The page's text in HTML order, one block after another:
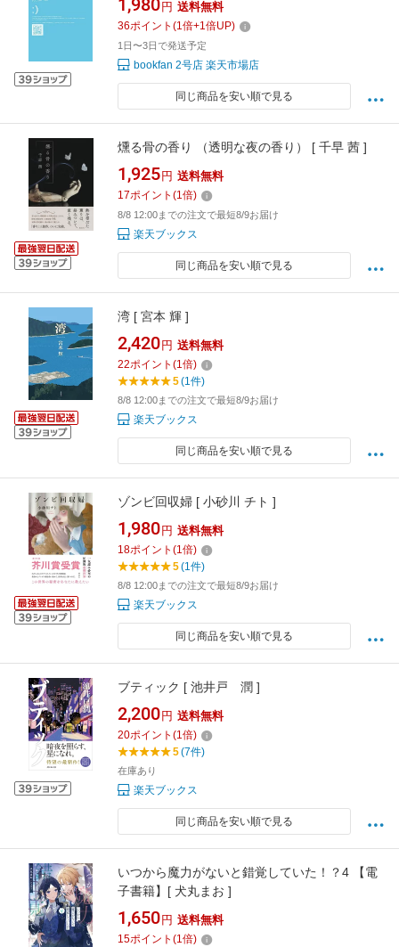
1,980 円 送料無料
36ポイント (1倍+1倍UP)
1日〜3日で発送予定
bookfan 2号店 楽天市場店
同じ商品を安い順で見る
燻る骨の香り （透明な夜の香り） [ 千早 茜 ]
1,925 円 送料無料
17ポイント (1倍)
8/8 12:00までの注文で最短8/9お届け
楽天ブックス
同じ商品を安い順で見る
湾 [ 宮本 輝 ]
2,420 円 送料無料
22ポイント (1倍)
5(1件)
8/8 12:00までの注文で最短8/9お届け
楽天ブックス
同じ商品を安い順で見る
ゾンビ回収婦 [ 小砂川 チト ]
1,980 円 送料無料
18ポイント (1倍)
5(1件)
8/8 12:00までの注文で最短8/9お届け
楽天ブックス
同じ商品を安い順で見る
ブティック [ 池井戸 潤 ]
2,200 円 送料無料
20ポイント (1倍)
5(7件)
在庫あり
楽天ブックス
同じ商品を安い順で見る
いつから魔力がないと錯覚していた！？4 【電
子書籍】[ 犬丸まお ]
1,650 円 送料無料
15ポイント (1倍)